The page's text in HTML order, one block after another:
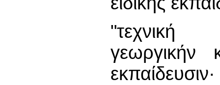
"τεχνική
γεωργικήν
εκπαίδευσιν·